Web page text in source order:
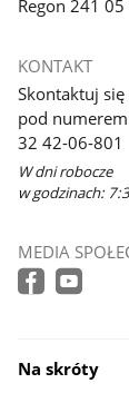
Regon 241
KONTAKT
Skontaktuj się
pod
32 42-06-801
W dni robocze
w godzinach:
MEDIA
Na skróty